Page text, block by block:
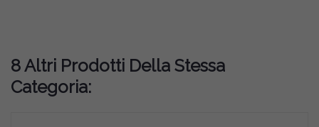
8 Altri Prodotti Della Stessa
Categoria: